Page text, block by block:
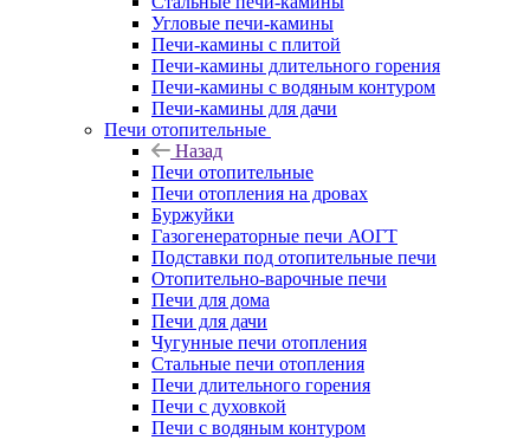
Угловые печи-камины
Печи-камины с плитой
Печи-камины длительного горения
Печи-камины с водяным контуром
Печи-камины для дачи
Печи отопительные
Назад
Печи отопительные
Печи отопления на дровах
Буржуйки
Газогенераторные печи АОГТ
Подставки под отопительные печи
Отопительно-варочные печи
Печи для дома
Печи для дачи
Чугунные печи отопления
Стальные печи отопления
Печи длительного горения
Печи с духовкой
Печи с водяным контуром